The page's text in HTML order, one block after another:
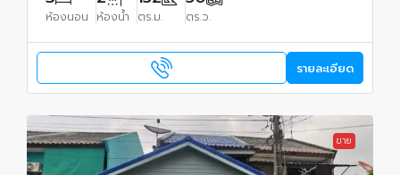
ห้องนอน ห้องน้ำ ตร.ม. ตร.ว.
รายละเอียด
ขาย